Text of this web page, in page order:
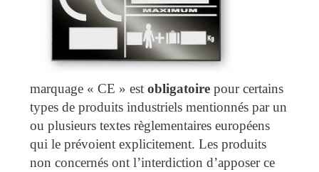
marquage « CE » est obligatoire pour certains
types de produits industriels mentionnés par un
ou plusieurs textes règlementaires européens
qui le prévoient explicitement. Les produits
non concernés ont l’interdiction d’apposer ce